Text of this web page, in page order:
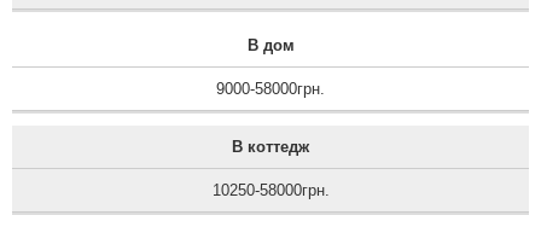
В дом
9000-58000грн.
В коттедж
10250-58000грн.